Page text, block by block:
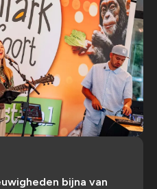
bijna van